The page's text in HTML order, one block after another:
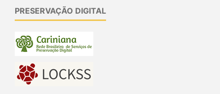
PRESERVAÇÃO DIGITAL